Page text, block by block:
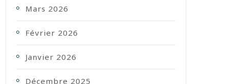
Mars 2026
Février 2026
Janvier 2026
Décembre 2025